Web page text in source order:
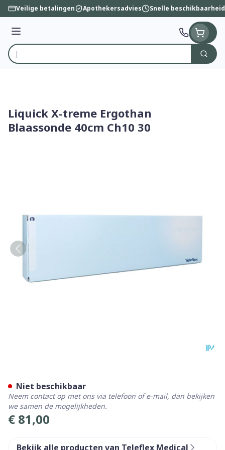
Ga naar de inhoud
Veilige betalingen Apothekersadvies Snelle beschikbaarheid
Menu
Product, merk, categorie...
Zoek
Liquick X-treme Ergothan
Blaassonde 40cm Ch10 30
€ 81,00
Niet beschikbaar
Neem contact op met ons via telefoon of e-mail, dan bekijken
we samen de mogelijkheden.
Bekijk alle producten van Teleflex Medical